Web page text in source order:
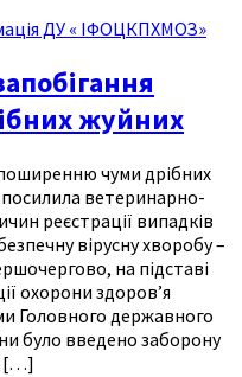
ДУ « ІФОЦКПХМОЗ»
жуйних
поширенню чуми дрібних
ветеринарно-
реєстрації випадків
вірусну хворобу –
на підставі
охорони здоров’я
Головного державного
було введено заборону
[…]